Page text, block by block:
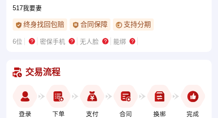
517我要妻
终身找回包赔 合同保障 支持分期
6位 密保手机 无人脸 能绑
交易流程